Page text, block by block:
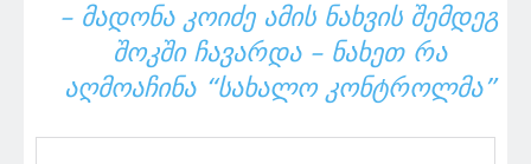
– ᲛᲐᲓᲝᲜᲐ ᲙᲝᲘᲫᲔ ᲐᲛᲘᲡ ᲜᲐᲮᲕᲘᲡ ᲨᲔᲛᲓᲔᲒ
ᲨᲝᲙᲨᲘ ᲩᲐᲕᲐᲠᲓᲐ – ᲜᲐᲮᲔᲗ ᲠᲐ
ᲐᲦᲛᲝᲐᲩᲘᲜᲐ “ᲡᲐᲮᲐᲚᲝ ᲙᲝᲜᲢᲠᲝᲚᲛᲐ”